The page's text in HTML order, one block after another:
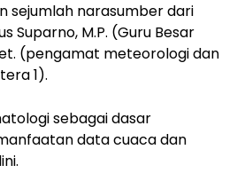
sejumlah narasumber dari
Suparno, M.P. (Guru Besar
(pengamat meteorologi dan
1).
sebagai dasar
data cuaca dan